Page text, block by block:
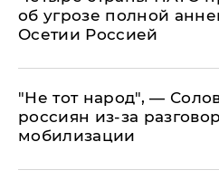
об угрозе полной
Осетии Россией
​"Не тот народ", —
россиян из-за
мобилизации